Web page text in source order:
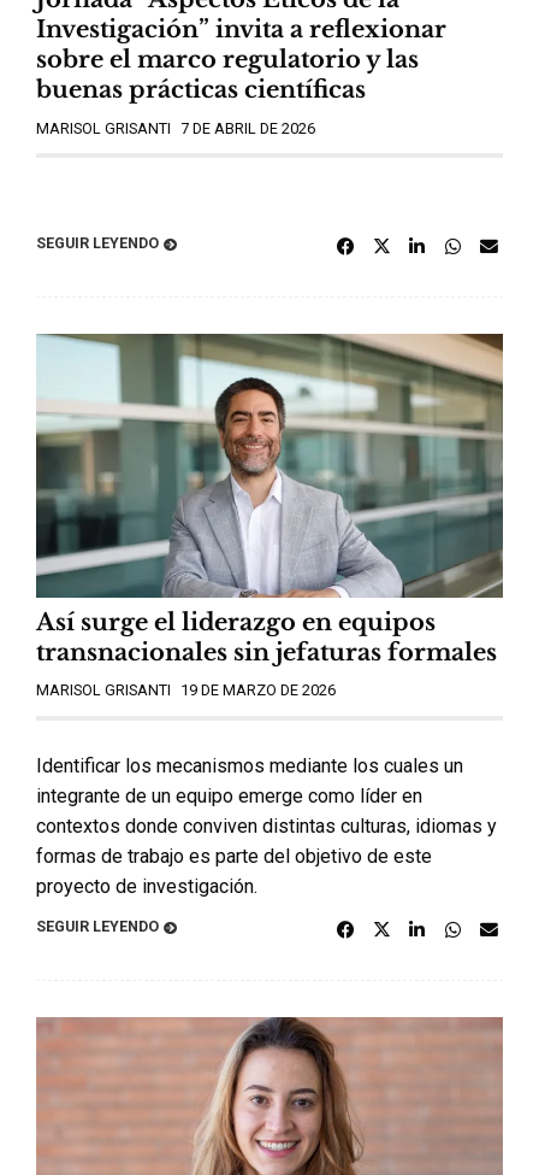
Investigación” invita a reflexionar
sobre el marco regulatorio y las
buenas prácticas científicas
MARISOL GRISANTI 7 DE ABRIL DE 2026
SEGUIR LEYENDO
Así surge el liderazgo en equipos
transnacionales sin jefaturas formales
MARISOL GRISANTI 19 DE MARZO DE 2026
Identificar los mecanismos mediante los cuales un
integrante de un equipo emerge como líder en
contextos donde conviven distintas culturas, idiomas y
formas de trabajo es parte del objetivo de este
proyecto de investigación.
SEGUIR LEYENDO